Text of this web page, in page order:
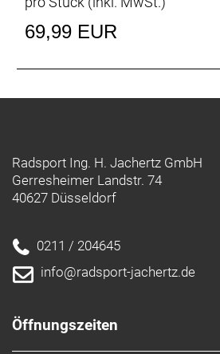
Bikeurope BV
Ceintuurbaan 2-20C,
3847 LG, Harderwijk,
https://www.trekbikes.com/contactUs/
Warn- und Sicherheitsinformationen:
69,99 EUR
Radsport Ing. H. Jachertz GmbH
Gerresheimer Landstr. 74
40627 Düsseldorf
0211 / 204645
info@radsport-jachertz.de
Öffnungszeiten